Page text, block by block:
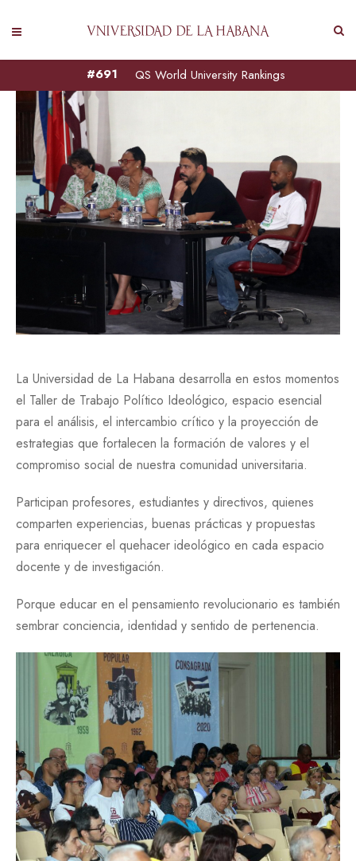
QS World University Rankings
#691
La Universidad de La Habana desarrolla en estos momentos
el Taller de Trabajo Político Ideológico, espacio esencial
para el análisis, el intercambio crítico y la proyección de
estrategias que fortalecen la formación de valores y el
compromiso social de nuestra comunidad universitaria.
Participan profesores, estudiantes y directivos, quienes
comparten experiencias, buenas prácticas y propuestas
para enriquecer el quehacer ideológico en cada espacio
docente y de investigación.
Porque educar en el pensamiento revolucionario es también
sembrar conciencia, identidad y sentido de pertenencia.